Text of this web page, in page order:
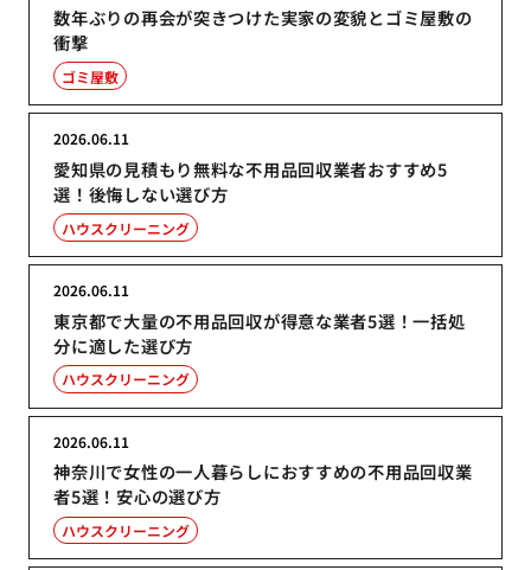
数年ぶりの再会が突きつけた実家の変貌とゴミ屋敷の
衝撃
ゴミ屋敷
愛知県の見積もり無料な不用品回収業者おすすめ5
選！後悔しない選び方
2026.06.11
ハウスクリーニング
東京都で大量の不用品回収が得意な業者5選！一括処
分に適した選び方
2026.06.11
ハウスクリーニング
神奈川で女性の一人暮らしにおすすめの不用品回収業
者5選！安心の選び方
2026.06.11
ハウスクリーニング